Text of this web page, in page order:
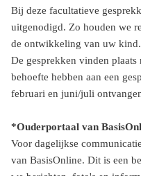
Bij deze facultatieve
uitgenodigd. Zo houden we
de ontwikkeling van uw kind.
De gesprekken vinden
behoefte hebben aan een
februari en juni/juli
*Ouderportaal van
Voor dagelijkse
van BasisOnline. Dit is een